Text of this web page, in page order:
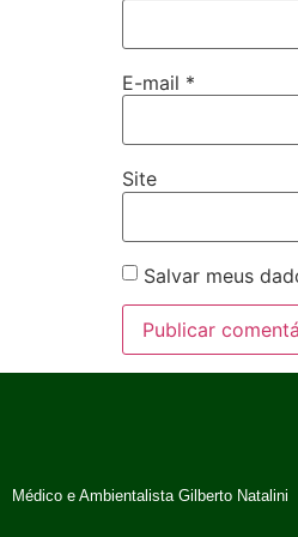
E-mail *
Site
Salvar meus
Médico e Ambientalista Gilberto Natalini